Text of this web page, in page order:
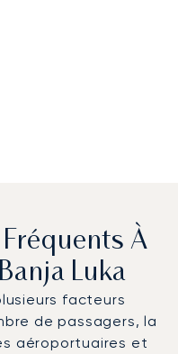
Fréquents À
Luka
facteurs
de passagers, la
aéroportuaires et